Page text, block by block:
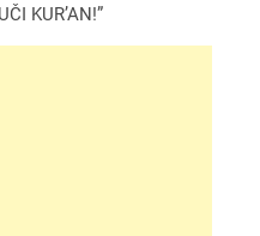
KUR’AN!”